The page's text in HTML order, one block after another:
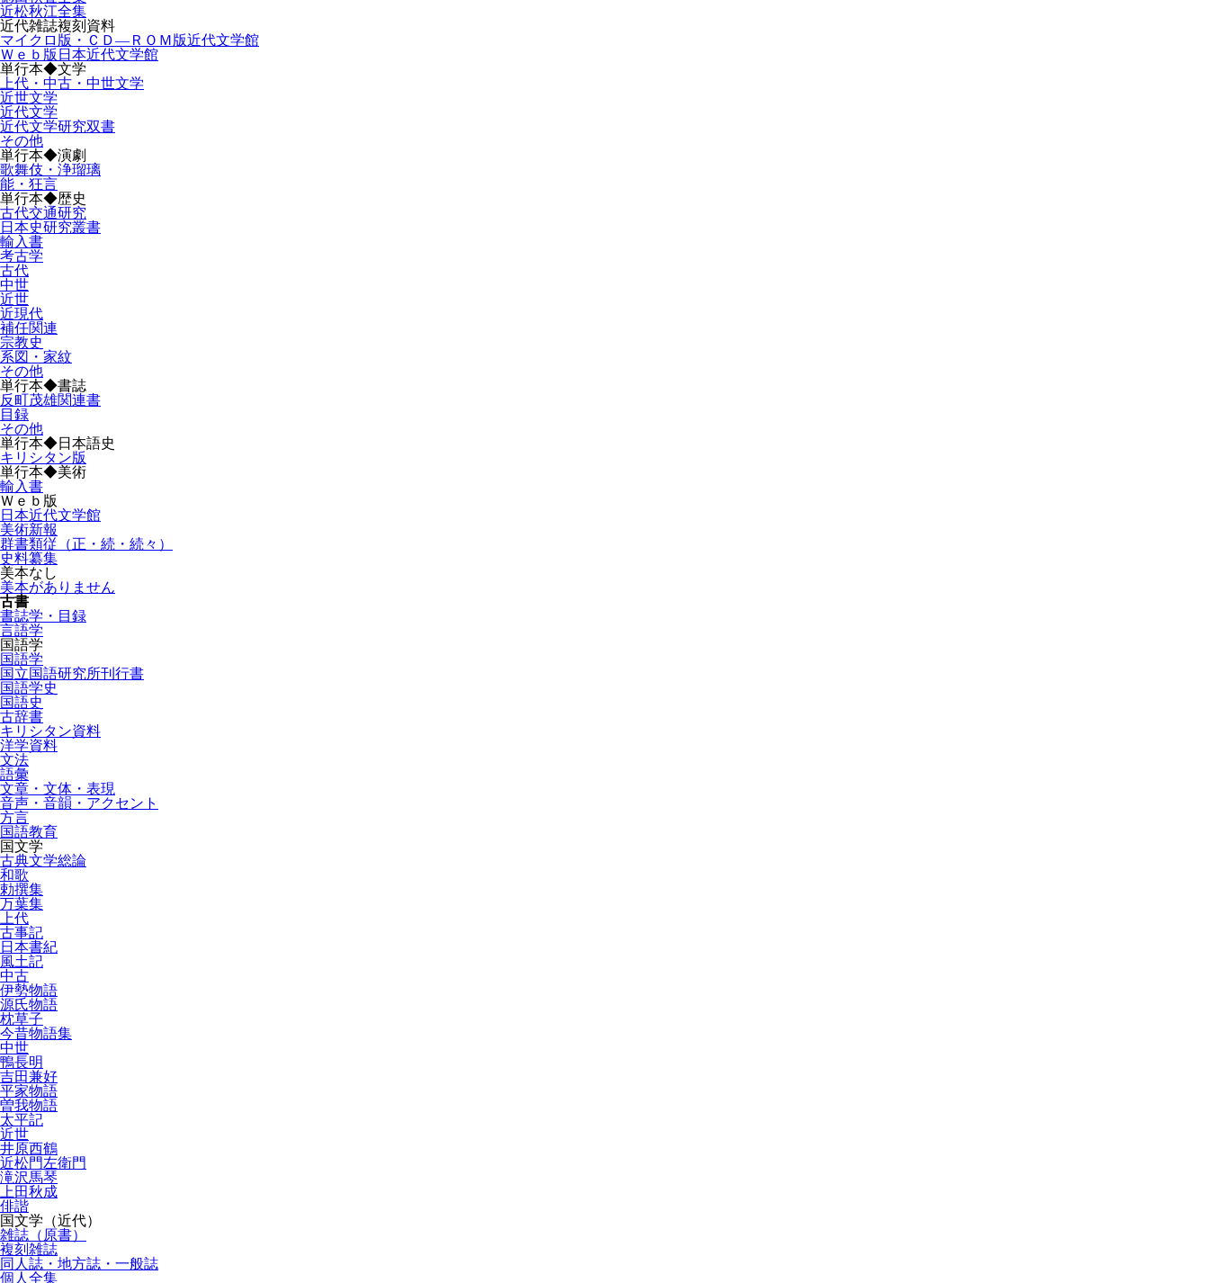
近松秋江全集
近代雑誌複刻資料
マイクロ版・ＣＤ―ＲＯＭ版近代文学館
Ｗｅｂ版日本近代文学館
単行本◆文学
上代・中古・中世文学
近世文学
近代文学
近代文学研究双書
その他
単行本◆演劇
歌舞伎・浄瑠璃
能・狂言
単行本◆歴史
古代交通研究
日本史研究叢書
輸入書
考古学
古代
中世
近世
近現代
補任関連
宗教史
系図・家紋
その他
単行本◆書誌
反町茂雄関連書
目録
その他
単行本◆日本語史
キリシタン版
単行本◆美術
輸入書
Ｗｅｂ版
日本近代文学館
美術新報
群書類従（正・続・続々）
史料纂集
美本なし
美本がありません
古書
書誌学・目録
言語学
国語学
国語学
国立国語研究所刊行書
国語学史
国語史
古辞書
キリシタン資料
洋学資料
文法
語彙
文章・文体・表現
音声・音韻・アクセント
方言
国語教育
国文学
古典文学総論
和歌
勅撰集
万葉集
上代
古事記
日本書紀
風土記
中古
伊勢物語
源氏物語
枕草子
今昔物語集
中世
鴨長明
吉田兼好
平家物語
曽我物語
太平記
近世
井原西鶴
近松門左衛門
滝沢馬琴
上田秋成
俳諧
国文学（近代）
雑誌（原書）
複刻雑誌
同人誌・地方誌・一般誌
個人全集